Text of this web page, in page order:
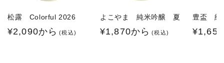
松露 Colorful 2026
通
¥2,090から (税込)
よこやま 純米吟醸 夏
通
¥1,870から (税込)
豊盃
通